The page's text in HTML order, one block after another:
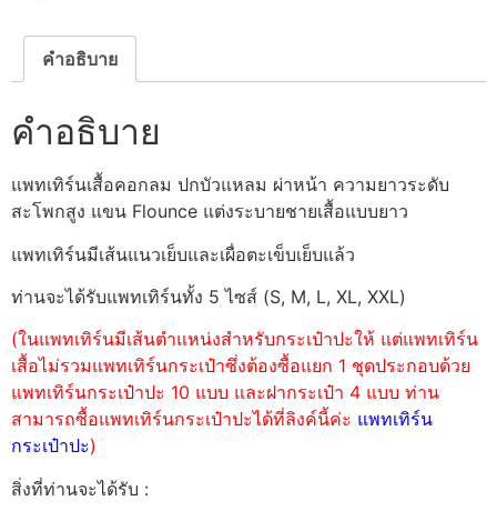
คำอธิบาย
คำอธิบาย
แพทเทิร์นเสื้อคอกลม ปกบัวแหลม ผ่าหน้า ความยาวระดับ
สะโพกสูง แขน Flounce แต่งระบายชายเสื้อแบบยาว
แพทเทิร์นมีเส้นแนวเย็บและเผื่อตะเข็บเย็บแล้ว
ท่านจะได้รับแพทเทิร์นทั้ง 5 ไซส์ (S, M, L, XL, XXL)
(ในแพทเทิร์นมีเส้นตำแหน่งสำหรับกระเป๋าปะให้ แต่แพทเทิร์น
เสื้อไม่รวมแพทเทิร์นกระเป๋าซึ่งต้องซื้อแยก 1 ชุดประกอบด้วย
แพทเทิร์นกระเป๋าปะ 10 แบบ และฝากระเป๋า 4 แบบ ท่าน
สามารถซื้อแพทเทิร์นกระเป๋าปะได้ที่ลิงค์นี้ค่ะ แพทเทิร์น
กระเป๋าปะ)
สิ่งที่ท่านจะได้รับ :